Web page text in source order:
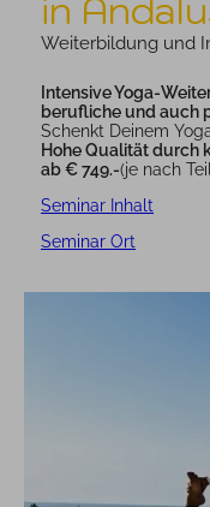
in
Weiterbildung und
Intensive Yoga-
berufliche und auch
Schenkt Deinem
Hohe Qualität durch
ab € 749.-(je nach
Seminar Inhalt
Seminar Ort